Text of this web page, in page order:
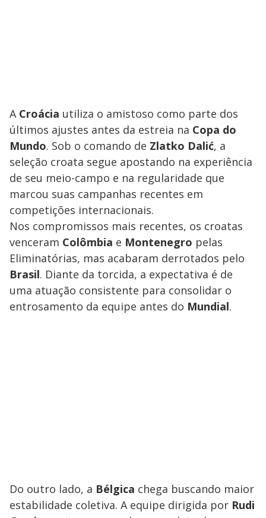
A Croácia utiliza o amistoso como parte dos
últimos ajustes antes da estreia na Copa do
Mundo. Sob o comando de Zlatko Dalić, a
seleção croata segue apostando na experiência
de seu meio-campo e na regularidade que
marcou suas campanhas recentes em
competições internacionais.
Nos compromissos mais recentes, os croatas
venceram Colômbia e Montenegro pelas
Eliminatórias, mas acabaram derrotados pelo
Brasil. Diante da torcida, a expectativa é de
uma atuação consistente para consolidar o
entrosamento da equipe antes do Mundial.
Do outro lado, a Bélgica chega buscando maior
estabilidade coletiva. A equipe dirigida por Rudi